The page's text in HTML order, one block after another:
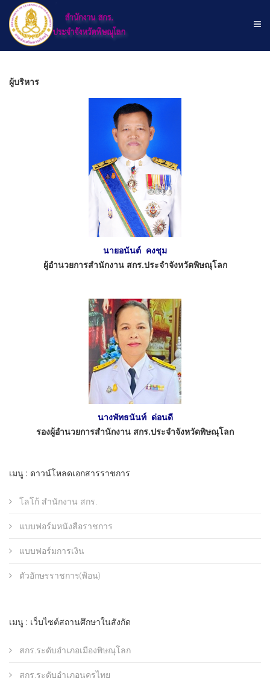
ผู้บริหาร
นายอนันต์ คงชุม
ผู้อำนวยการสำนักงาน สกร.ประจำจังหวัดพิษณุโลก
นางพัทธนันท์ ด่อนดี
รองผู้อำนวยการสำนักงาน สกร.ประจำจังหวัดพิษณุโลก
เมนู : ดาวน์โหลดเอกสารราชการ
โลโก้ สำนักงาน สกร.
แบบฟอร์มหนังสือราชการ
แบบฟอร์มการเงิน
ตัวอักษรราชการ(ฟ้อน)
เมนู : เว็บไซต์สถานศึกษาในสังกัด
สกร.ระดับอำเภอเมืองพิษณุโลก
สกร.ระดับอำเภอนครไทย